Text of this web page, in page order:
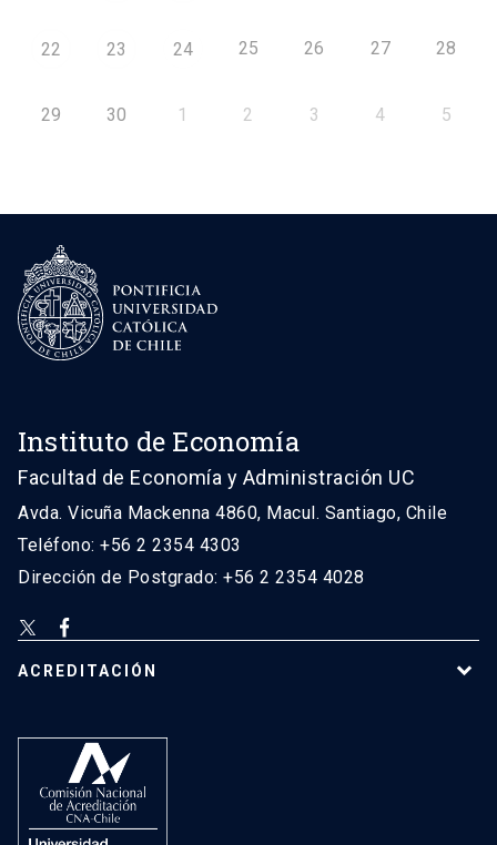
22 23 24 25 26 27 28
29 30 1 2 3 4 5
Instituto de Economía
Facultad de Economía y Administración UC
Avda. Vicuña Mackenna 4860, Macul. Santiago, Chile
Teléfono: +56 2 2354 4303
Dirección de Postgrado: +56 2 2354 4028
ACREDITACIÓN